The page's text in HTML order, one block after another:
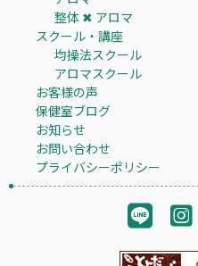
整体 ✖︎ アロマ
スクール・講座
均操法スクール
アロマスクール
お客様の声
保健室ブログ
お知らせ
お問い合わせ
プライバシーポリシー